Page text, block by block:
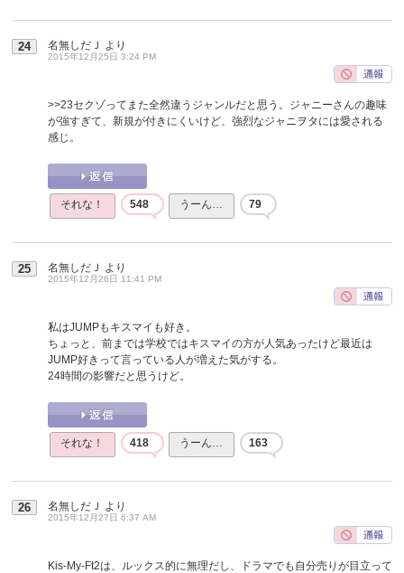
24 名無しだＪ より
2015年12月25日 3:24 PM
>>23セクゾってまた全然違うジャンルだと思う。ジャニーさんの趣味
が強すぎて、新規が付きにくいけど、強烈なジャニヲタには愛される
感じ。
それな！ 548 うーん… 79
25 名無しだＪ より
2015年12月26日 11:41 PM
私はJUMPもキスマイも好き。
ちょっと、前までは学校ではキスマイの方が人気あったけど最近は
JUMP好きって言っている人が増えた気がする。
24時間の影響だと思うけど。
それな！ 418 うーん… 163
26 名無しだＪ より
2015年12月27日 6:37 AM
Kis-My-Ft2は、ルックス的に無理だし、ドラマでも自分売りが目立って